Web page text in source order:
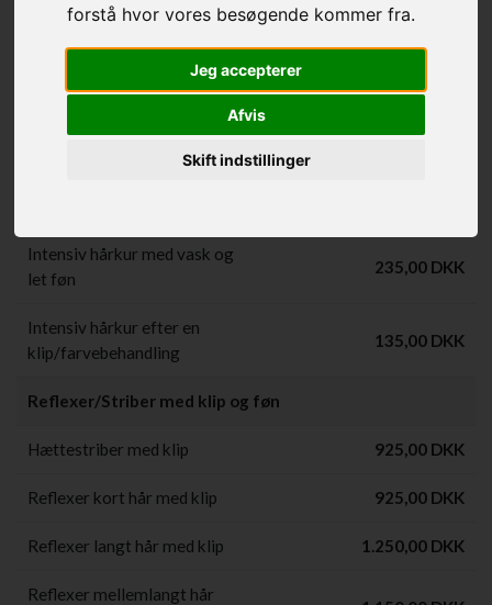
forstå hvor vores besøgende kommer fra.
Jeg accepterer
Afvis
Skift indstillinger
Børn 0-3 År 225,00 DKK
Teenager/Dreng 10-14 År
Teenager/Pige 10-14 År
Intensiv hårkur med vask og
let føn
235,00 DKK
Intensiv hårkur efter en
klip/farvebehandling
135,00 DKK
Reflexer/Striber med klip og føn
Hættestriber med klip 925,00 DKK
Reflexer kort hår med klip 925,00 DKK
Reflexer langt hår med klip 1.250,00 DKK
Reflexer mellemlangt hår